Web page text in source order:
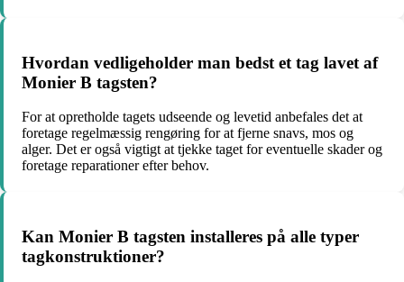
Hvordan vedligeholder man bedst et tag lavet af
Monier B tagsten?
For at opretholde tagets udseende og levetid anbefales det at
foretage regelmæssig rengøring for at fjerne snavs, mos og
alger. Det er også vigtigt at tjekke taget for eventuelle skader og
foretage reparationer efter behov.
Kan Monier B tagsten installeres på alle typer
tagkonstruktioner?